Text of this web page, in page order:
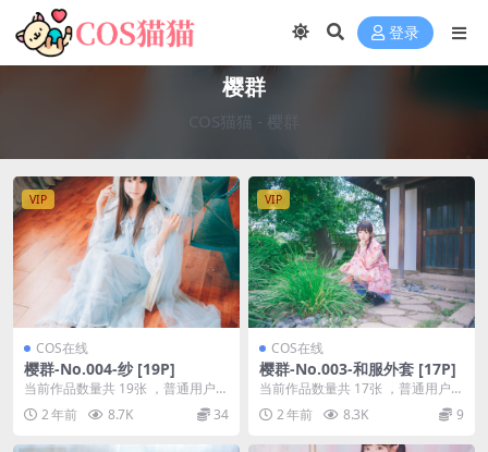
登录
樱群
COS猫猫 - 樱群
VIP
COS在线
樱群-No.004-纱 [19P]
当前作品数量共 19张 ，普通用户免
费查看前三张；会员全站免费看：
解锁会员权限樱...
2 年前 8.7K 34
VIP
COS在线
樱群-No.003-和服外套 [17P]
当前作品数量共 17张 ，普通用户免
费查看前三张；会员全站免费看：
解锁会员权限樱...
2 年前 8.3K 9